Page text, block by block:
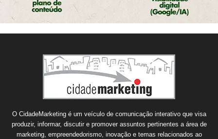
O CidadeMarketing é um veículo de comunicação interativo que visa
produzir, informar, discutir e promover assuntos pertinentes a área de
marketing, empreendedorismo, inovação e temas relacionados ao